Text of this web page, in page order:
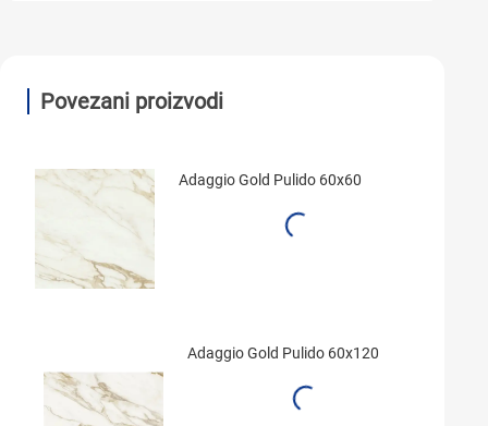
Povezani proizvodi
Adaggio Gold Pulido 60x60
Adaggio Gold Pulido 60x120